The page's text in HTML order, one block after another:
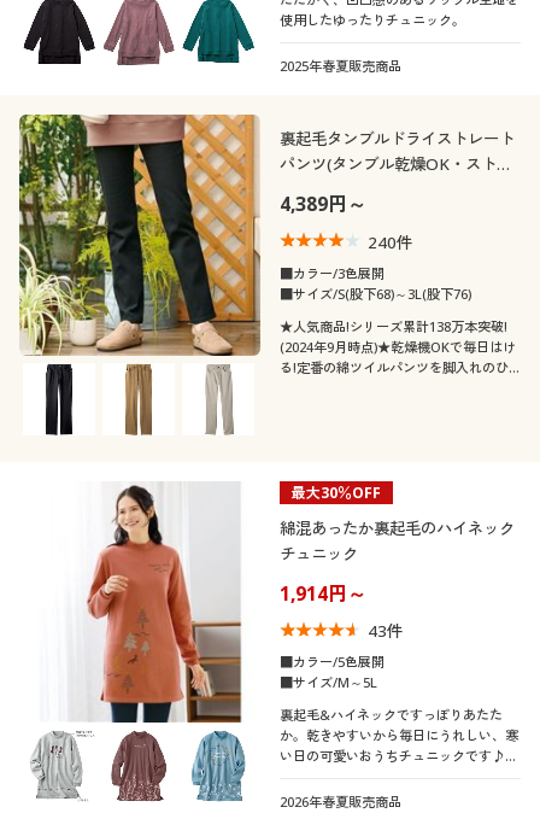
使用したゆったりチュニック。
2025年春夏販売商品
裏起毛タンブルドライストレート
パンツ(タンブル乾燥OK・ストレ
4,389円～
240件
■カラー/3色展開
■サイズ/S(股下68)～3L(股下76)
★人気商品!シリーズ累計138万本突破!
(2024年9月時点)★乾燥機OKで毎日はけ
る!定番の綿ツイルパンツを脚入れのひ
最大30％OFF
綿混あったか裏起毛のハイネック
チュニック
1,914円～
43件
■カラー/5色展開
■サイズ/M～5L
裏起毛&ハイネックですっぽりあたた
か。乾きやすいから毎日にうれしい、寒
い日の可愛いおうちチュニックです♪ふ
っくらさん対応サイズplump(プランプ)
もあります。
2026年春夏販売商品